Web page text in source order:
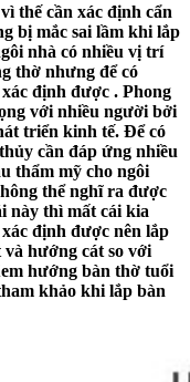
thế cần xác định cẩn
bị mắc sai lầm khi lắp
nhà có nhiều vị trí
thờ nhưng để có
định được . Phong
với nhiều người bởi
triển kinh tế. Để có
cần đáp ứng nhiều
thẩm mỹ cho ngôi
thể nghĩ ra được
này thì mất cái kia
định được nên lắp
hướng cát so với
hướng bàn thờ tuổi
khảo khi lắp bàn